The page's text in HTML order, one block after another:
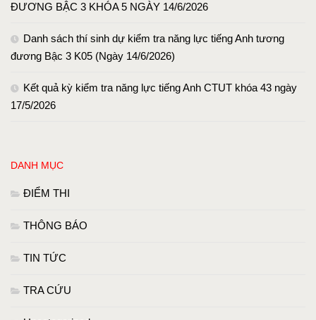
ĐƯƠNG BẬC 3 KHÓA 5 NGÀY 14/6/2026
Danh sách thí sinh dự kiểm tra năng lực tiếng Anh tương
đương Bậc 3 K05 (Ngày 14/6/2026)
Kết quả kỳ kiểm tra năng lực tiếng Anh CTUT khóa 43 ngày
17/5/2026
DANH MỤC
ĐIỂM THI
THÔNG BÁO
TIN TỨC
TRA CỨU